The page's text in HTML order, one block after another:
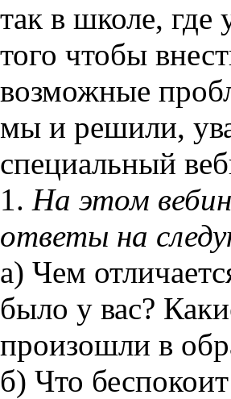
так в школе,
того чтобы
возможные
мы и решили,
специальный
1. На этом
ответы на
а) Чем
было у вас?
произошли в
б) Что